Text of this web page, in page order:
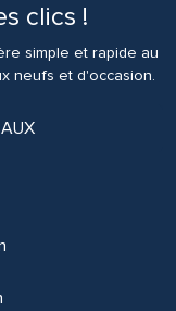
clics !
simple et rapide au
neufs et d'occasion.